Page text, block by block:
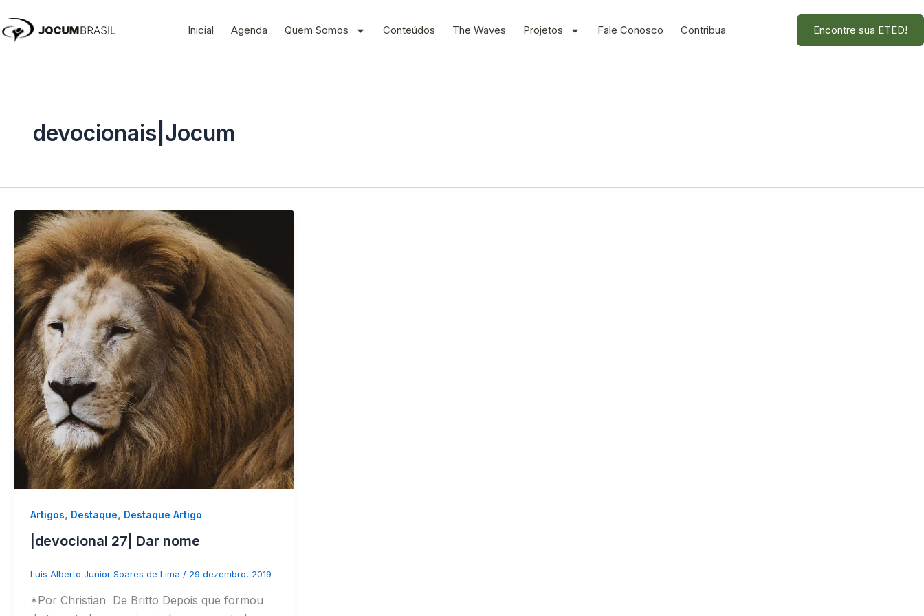
para
Inicial Agenda Quem Somos Conteúdos The Waves Projetos Fale Conosco Contribua Encontre sua ETED!
devocionais|Jocum
Artigos, Destaque, Destaque Artigo
|devocional 27| Dar nome
Luis Alberto Junior Soares de Lima / 29 dezembro, 2019
*Por Christian De Britto Depois que formou